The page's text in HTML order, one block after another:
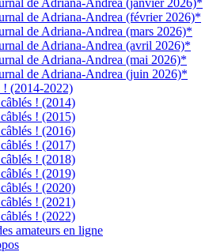
de Adriana-Andrea (janvier 2026)*
de Adriana-Andrea (février 2026)*
de Adriana-Andrea (mars 2026)*
de Adriana-Andrea (avril 2026)*
de Adriana-Andrea (mai 2026)*
de Adriana-Andrea (juin 2026)*
! (2014-2022)
! (2014)
! (2015)
! (2016)
! (2017)
! (2018)
! (2019)
! (2020)
! (2021)
! (2022)
amateurs en ligne